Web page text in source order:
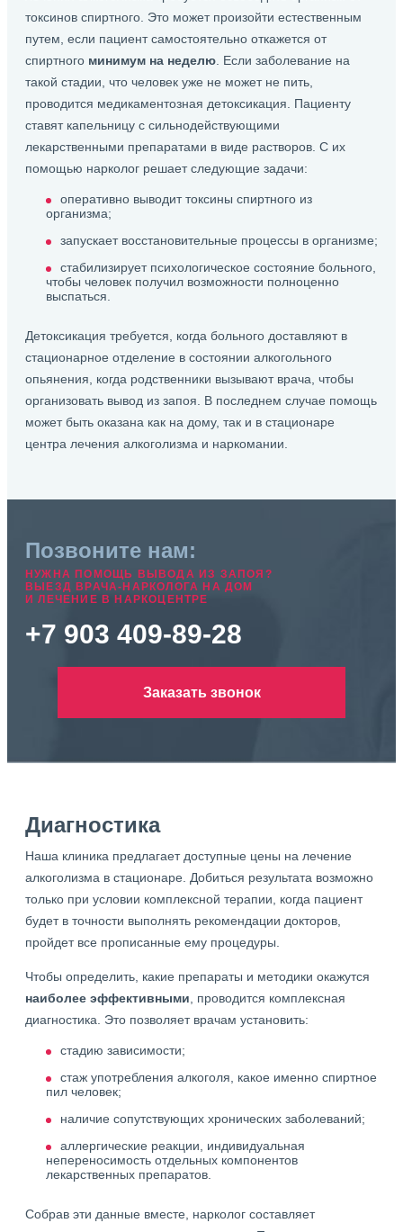
токсинов спиртного. Это может произойти естественным
путем, если пациент самостоятельно откажется от
спиртного минимум на неделю . Если заболевание на
такой стадии, что человек уже не может не пить,
проводится медикаментозная детоксикация. Пациенту
ставят капельницу с сильнодействующими
лекарственными препаратами в виде растворов. С их
помощью нарколог решает следующие задачи:
оперативно выводит токсины спиртного из
организма;
запускает восстановительные процессы в организме;
стабилизирует психологическое состояние больного,
чтобы человек получил возможности полноценно
выспаться.
Детоксикация требуется, когда больного доставляют в
стационарное отделение в состоянии алкогольного
опьянения, когда родственники вызывают врача, чтобы
организовать вывод из запоя. В последнем случае помощь
может быть оказана как на дому, так и в стационаре
центра лечения алкоголизма и наркомании.
Позвоните нам:
НУЖНА ПОМОЩЬ ВЫВОДА ИЗ ЗАПОЯ?
ВЫЕЗД ВРАЧА-НАРКОЛОГА НА ДОМ
И ЛЕЧЕНИЕ В НАРКОЦЕНТРЕ
+7 903 409-89-28
Заказать звонок
Диагностика
Наша клиника предлагает доступные цены на лечение
алкоголизма в стационаре. Добиться результата возможно
только при условии комплексной терапии, когда пациент
будет в точности выполнять рекомендации докторов,
пройдет все прописанные ему процедуры.
Чтобы определить, какие препараты и методики окажутся
наиболее эффективными , проводится комплексная
диагностика. Это позволяет врачам установить:
стадию зависимости;
стаж употребления алкоголя, какое именно спиртное
пил человек;
наличие сопутствующих хронических заболеваний;
аллергические реакции, индивидуальная
непереносимость отдельных компонентов
лекарственных препаратов.
Собрав эти данные вместе, нарколог составляет